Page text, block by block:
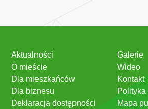
Aktualności
O mieście
Dla mieszkańców
Dla biznesu
Deklaracja dostępności
Galerie
Wideo
Kontakt
Mapa